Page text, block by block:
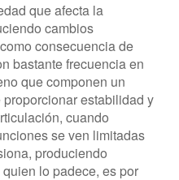
que afecta la
cambios
consecuencia de
bastante frecuencia en
que componen un
estabilidad y
cuando
se ven limitadas
produciendo
lo padece, es por